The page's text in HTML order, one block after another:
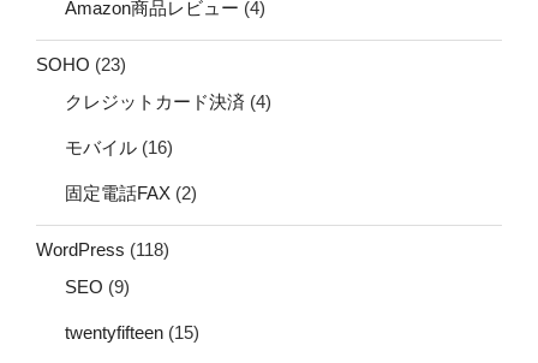
Amazon商品レビュー (4)
SOHO (23)
クレジットカード決済 (4)
モバイル (16)
固定電話FAX (2)
WordPress (118)
SEO (9)
twentyfifteen (15)